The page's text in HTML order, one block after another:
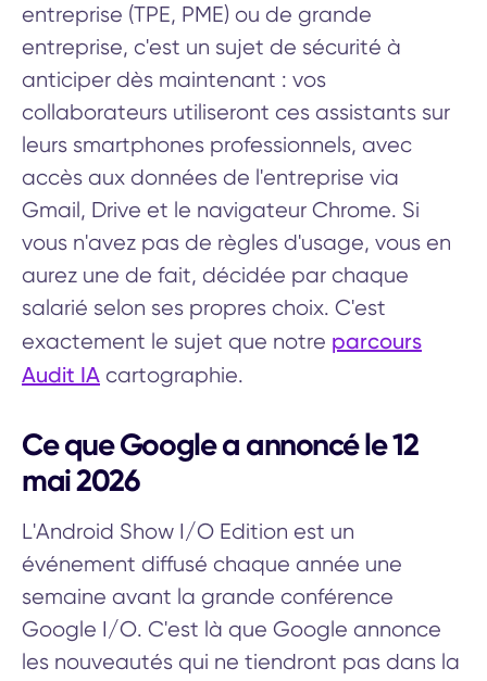
entreprise (TPE, PME) ou de grande
entreprise, c'est un sujet de sécurité à
anticiper dès maintenant : vos
collaborateurs utiliseront ces assistants sur
leurs smartphones professionnels, avec
accès aux données de l'entreprise via
Gmail, Drive et le navigateur Chrome. Si
vous n'avez pas de règles d'usage, vous en
aurez une de fait, décidée par chaque
salarié selon ses propres choix. C'est
exactement le sujet que notre parcours
Audit IA cartographie.
Ce que Google a annoncé le 12
mai 2026
L'Android Show I/O Edition est un
événement diffusé chaque année une
semaine avant la grande conférence
Google I/O. C'est là que Google annonce
les nouveautés qui ne tiendront pas dans la